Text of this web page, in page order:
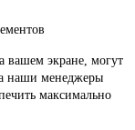
вашем экране, могут
наши менеджеры
максимально